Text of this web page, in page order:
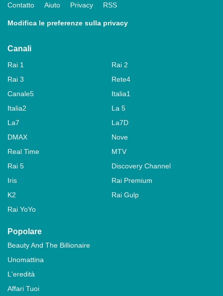
Contatto Aiuto Privacy RSS
Modifica le preferenze sulla privacy
Canali
Rai 1
Rai 2
Rai 3
Rete4
Canale5
Italia1
Italia2
La 5
La7
La7D
DMAX
Nove
Real Time
MTV
Rai 5
Discovery Channel
Iris
Rai Premium
K2
Rai Gulp
Rai YoYo
Popolare
Beauty And The Billionaire
Unomattina
L'eredità
Affari Tuoi